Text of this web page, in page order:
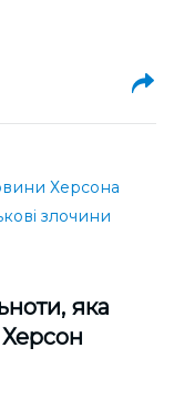
Херсона
злочини
яка